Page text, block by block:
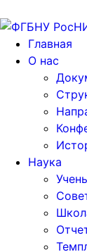
Главная
О нас
Наука